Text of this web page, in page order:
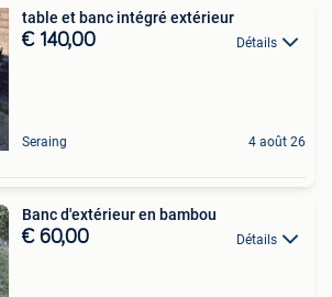
table et banc intégré extérieur
€ 140,00 Détails
Seraing 4 août 26
Banc d'extérieur en bambou
€ 60,00 Détails